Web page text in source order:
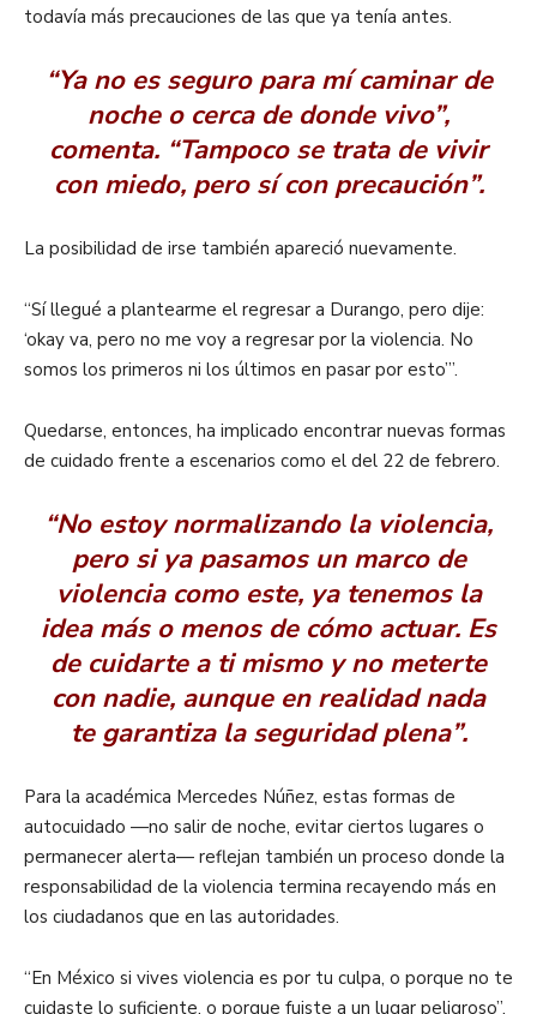
todavía más precauciones de las que ya tenía antes.
“Ya no es seguro para mí caminar de
noche o cerca de donde vivo”,
comenta. “Tampoco se trata de vivir
con miedo, pero sí con precaución”.
La posibilidad de irse también apareció nuevamente.
“Sí llegué a plantearme el regresar a Durango, pero dije:
‘okay va, pero no me voy a regresar por la violencia. No
somos los primeros ni los últimos en pasar por esto’”.
Quedarse, entonces, ha implicado encontrar nuevas formas
de cuidado frente a escenarios como el del 22 de febrero.
“No estoy normalizando la violencia,
pero si ya pasamos un marco de
violencia como este, ya tenemos la
idea más o menos de cómo actuar. Es
de cuidarte a ti mismo y no meterte
con nadie, aunque en realidad nada
te garantiza la seguridad plena”.
Para la académica Mercedes Núñez, estas formas de
autocuidado —no salir de noche, evitar ciertos lugares o
permanecer alerta— reflejan también un proceso donde la
responsabilidad de la violencia termina recayendo más en
los ciudadanos que en las autoridades.
“En México si vives violencia es por tu culpa, o porque no te
cuidaste lo suficiente, o porque fuiste a un lugar peligroso”,